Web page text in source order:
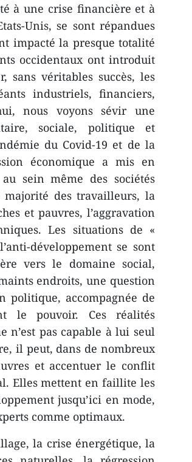
à une crise financière et à
Unis, se sont répandues
impacté la presque totalité
occidentaux ont introduit
sans véritables succès, les
industriels, financiers,
nous voyons sévir une
sociale, politique et
du Covid-19 et de la
économique a mis en
sein même des sociétés
des travailleurs, la
et pauvres, l’aggravation
Les situations de «
développement se sont
vers le domaine social,
endroits, une question
politique, accompagnée de
le pouvoir. Ces réalités
pas capable à lui seul
il peut, dans de nombreux
et accentuer le conflit
Elles mettent en faillite les
jusqu’ici en mode,
comme optimaux.
la crise énergétique, la